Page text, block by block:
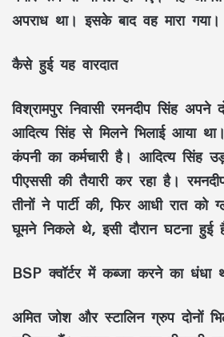
अपराध था। इसके बाद वह मारा गया।
कैसे हुई यह वारदात
विश्रामपुर निवासी रमनदीप सिंह
आदित्य सिंह से मिलने भिलाई आया
कंपनी का कर्मचारी है। आदित्य सिंह
पीएससी की तैयारी कर रहा है।
तीनों ने पार्टी की, फिर आधी रात
घूमने निकले थे, इसी दौरान घटना हुई
BSP क्वॉर्टर में कब्जा करने का धंधा
​​​अमित जोश और स्टालिन ग्रुप दोनों